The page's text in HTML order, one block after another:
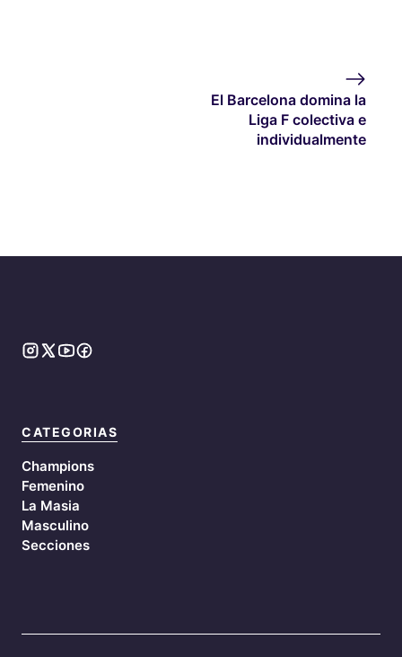
El Barcelona domina la
Liga F colectiva e
individualmente
CATEGORIAS
Champions
Femenino
La Masia
Masculino
Secciones